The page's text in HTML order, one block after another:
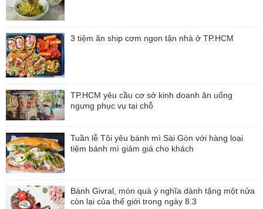
3 tiệm ăn ship cơm ngon tận nhà ở TP.HCM
TP.HCM yêu cầu cơ sở kinh doanh ăn uống
ngưng phục vụ tại chỗ
Tuần lễ Tôi yêu bánh mì Sài Gòn với hàng loại
tiệm bánh mì giảm giá cho khách
Bánh Givral, món quà ý nghĩa dành tặng một nửa
còn lại của thế giới trong ngày 8.3